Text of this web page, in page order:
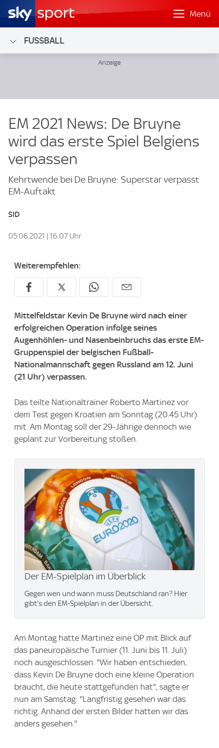
Menü
FUSSBALL
EM 2021 News: De Bruyne
wird das erste Spiel Belgiens
verpassen
Kehrtwende bei De Bruyne: Superstar verpasst
EM-Auftakt
SID
05.06.2021 | 16:07 Uhr
Weiterempfehlen:
Mittelfeldstar Kevin De Bruyne wird nach einer
erfolgreichen Operation infolge seines
Augenhöhlen- und Nasenbeinbruchs das erste EM-
Gruppenspiel der belgischen Fußball-
Nationalmannschaft gegen Russland am 12. Juni
(21 Uhr) verpassen.
Das teilte Nationaltrainer Roberto Martinez vor
dem Test gegen Kroatien am Sonntag (20.45 Uhr)
mit. Am Montag soll der 29-Jährige dennoch wie
geplant zur Vorbereitung stoßen.
Der EM-Spielplan im Überblick
Gegen wen und wann muss Deutschland ran? Hier
gibt's den EM-Spielplan in der Übersicht.
Am Montag hatte Martinez eine OP mit Blick auf
das paneuropäische Turnier (11. Juni bis 11. Juli)
noch ausgeschlossen. "Wir haben entschieden,
dass Kevin De Bruyne doch eine kleine Operation
braucht, die heute stattgefunden hat", sagte er
nun am Samstag: "Langfristig gesehen war das
richtig. Anhand der ersten Bilder hatten wir das
anders gesehen."